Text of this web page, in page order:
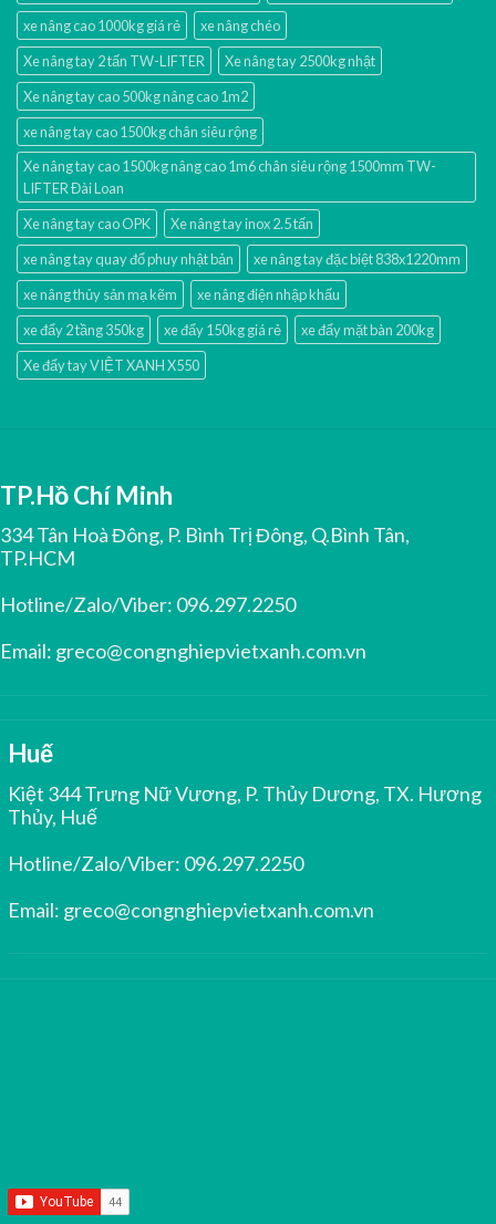
xe nâng cao 1000kg giá rẻ
xe nâng chéo
Xe nâng tay 2 tấn TW-LIFTER
Xe nâng tay 2500kg nhật
Xe nâng tay cao 500kg nâng cao 1m2
xe nâng tay cao 1500kg chân siêu rộng
Xe nâng tay cao 1500kg nâng cao 1m6 chân siêu rộng 1500mm TW-
LIFTER Đài Loan
Xe nâng tay cao OPK
Xe nâng tay inox 2.5 tấn
xe nâng tay quay đổ phuy nhật bản
xe nâng tay đặc biệt 838x1220mm
xe nâng thủy sản mạ kẽm
xe nâng điện nhập khấu
xe đẩy 2 tầng 350kg
xe đẩy 150kg giá rẻ
xe đẩy mặt bàn 200kg
Xe đẩy tay VIỆT XANH X550
TP.Hồ Chí Minh
334 Tân Hoà Đông, P. Bình Trị Đông, Q.Bình Tân,
TP.HCM
Hotline/Zalo/Viber: 096.297.2250
Email: greco@congnghiepvietxanh.com.vn
Huế
Kiệt 344 Trưng Nữ Vương, P. Thủy Dương, TX. Hương
Thủy, Huế
Hotline/Zalo/Viber: 096.297.2250
Email: greco@congnghiepvietxanh.com.vn